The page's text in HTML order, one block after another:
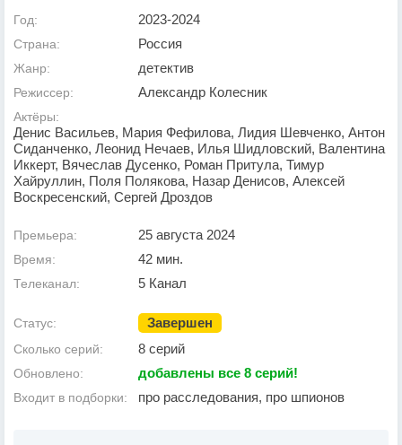
Год: 2023-2024
Страна: Россия
Жанр: детектив
Режиссер: Александр Колесник
Актёры:
Денис Васильев, Мария Фефилова, Лидия Шевченко, Антон
Сиданченко, Леонид Нечаев, Илья Шидловский, Валентина
Иккерт, Вячеслав Дусенко, Роман Притула, Тимур
Хайруллин, Поля Полякова, Назар Денисов, Алексей
Воскресенский, Сергей Дроздов
Премьера: 25 августа 2024
Время: 42 мин.
Телеканал: 5 Канал
Статус: Завершен
Сколько серий: 8 серий
Обновлено: добавлены все 8 серий!
Входит в подборки: про расследования, про шпионов